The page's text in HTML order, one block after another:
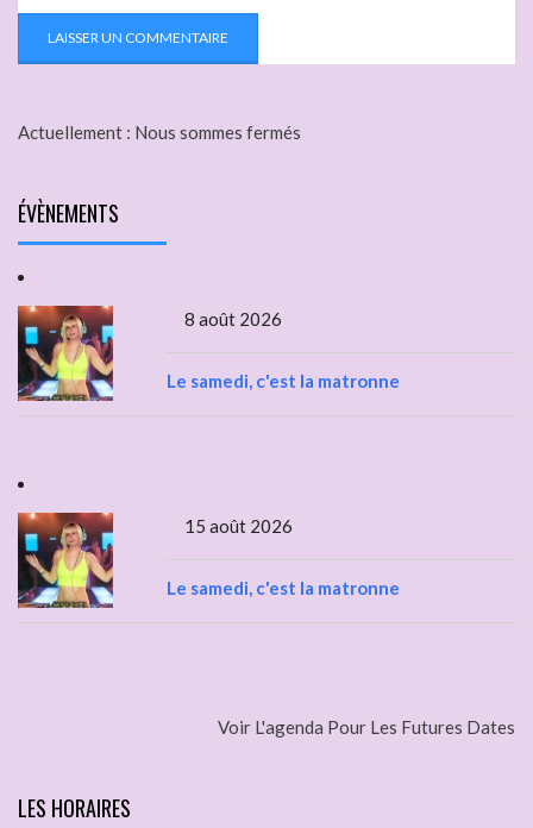
Actuellement : Nous sommes fermés
ÉVÈNEMENTS
8 août 2026
Le samedi, c'est la matronne
15 août 2026
Le samedi, c'est la matronne
Voir L'agenda Pour Les Futures Dates
LES HORAIRES